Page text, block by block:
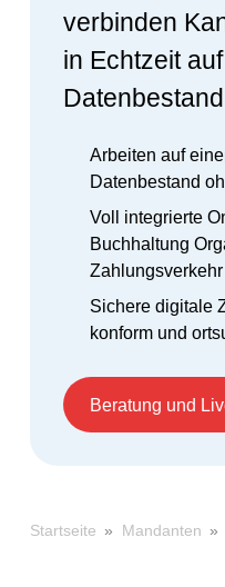
verbinden
in Echtzeit
Arbeiten auf
Datenbestand
Voll integrierte
Buchhaltung
Zahlungsverkehr
Sichere digitale
konform und
Beratung und
Startseite » Mandanten »